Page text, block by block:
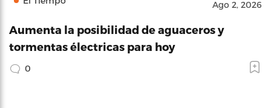
Ago 2, 2026
Aumenta la posibilidad de aguaceros y
tormentas électricas para hoy
0